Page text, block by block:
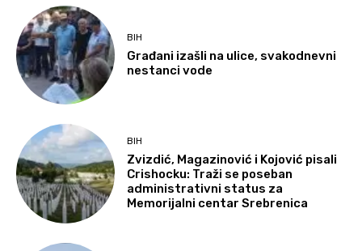
BIH
Građani izašli na ulice, svakodnevni
nestanci vode
BIH
Zvizdić, Magazinović i Kojović pisali
Crishocku: Traži se poseban
administrativni status za
Memorijalni centar Srebrenica